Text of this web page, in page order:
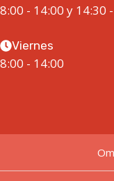
8:00 - 14:00 y 14:30
Viernes
8:00 - 14:00